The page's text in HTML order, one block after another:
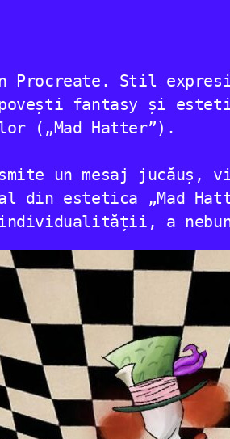
Procreate. Stil
fantasy și
(„Mad Hatter”).
un mesaj
din estetica „Mad
individualității, a